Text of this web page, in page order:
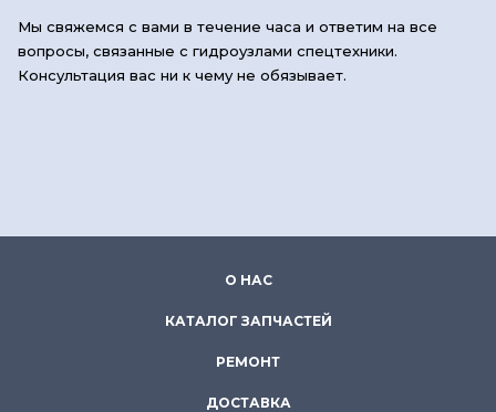
Мы свяжемся с вами в течение часа и ответим на все
вопросы, связанные с гидроузлами спецтехники.
Консультация вас ни к чему не обязывает.
О НАС
КАТАЛОГ ЗАПЧАСТЕЙ
РЕМОНТ
ДОСТАВКА